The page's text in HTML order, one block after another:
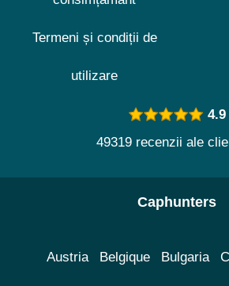
Termeni și condiții de
utilizare
4.9
49319 recenzii ale
Caphunters
Austria Belgique Bulgaria